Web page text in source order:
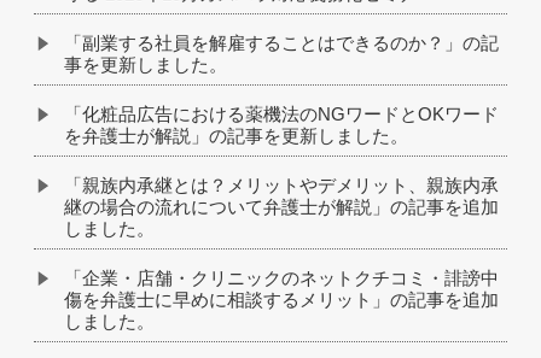
「副業する社員を解雇することはできるのか？」の記
事を更新しました。
「化粧品広告における薬機法のNGワードとOKワード
を弁護士が解説」の記事を更新しました。
「親族内承継とは？メリットやデメリット、親族内承
継の場合の流れについて弁護士が解説」の記事を追加
しました。
「企業・店舗・クリニックのネットクチコミ・誹謗中
傷を弁護士に早めに相談するメリット」の記事を追加
しました。